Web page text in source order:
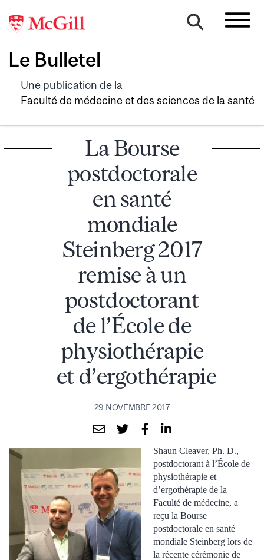
Le Bulletel
Une publication de la
Faculté de médecine et des sciences de la santé
La Bourse
postdoctorale
en santé
mondiale
Steinberg 2017
remise à un
postdoctorant
de l’École de
physiothérapie
et d’ergothérapie
29 NOVEMBRE 2017
Shaun Cleaver, Ph. D.,
postdoctorant à l’École de
physiothérapie et
d’ergothérapie de la
Faculté de médecine, a
reçu la Bourse
postdoctorale en santé
mondiale Steinberg lors de
la récente cérémonie de